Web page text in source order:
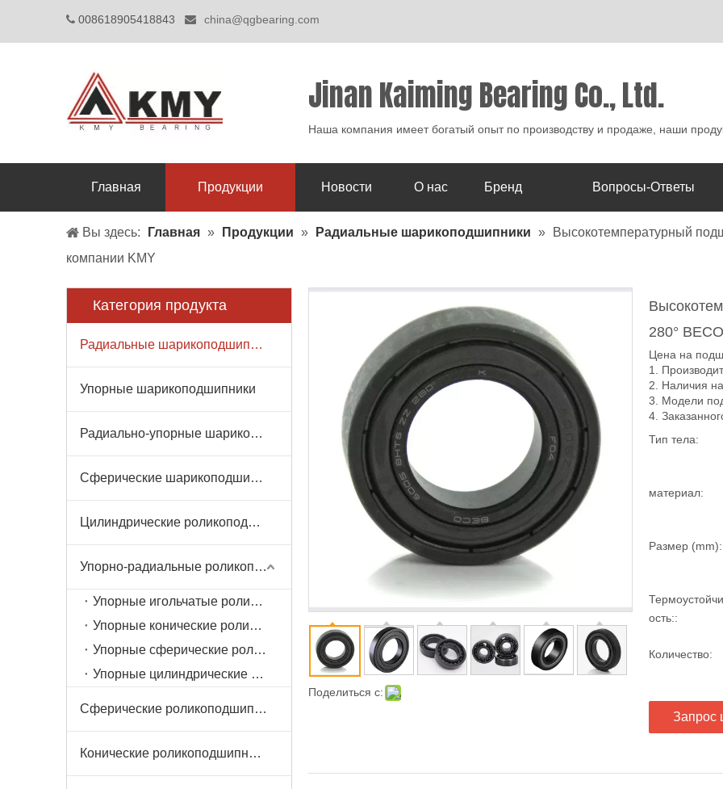
 008618905418843  china@qgbearing.com
Jinan Kaiming Bearing Co., Ltd.
Наша компания имеет богатый опыт по производству и продаже, наши
Главная Продукции Новости О нас Бренд Вопросы-Ответы
Вы здесь: Главная » Продукции » Радиальные шарикоподшипники »
Высокотемпературный
компании KMY
Категория продукта
Радиальные шарикоподшипники
Упорные шарикоподшипники
Радиально-упорные шарикоподшипники
Сферические шарикоподшипники
Цилиндрические роликоподшипники
Упорно-радиальные роликоподшипники
Упорные игольчатые роликоподшипники
Упорные конические роликоподшипники
Упорные сферические роликоподшипники
Упорные цилиндрические роликоподшипники
Сферические роликоподшипники
Конические роликоподшипники
Поделиться с:
280°
Цена на
1.
2. Наличия
3. Модели
4.
Тип тела:
материал:
Размер (mm):
ость::
Количество:
Запрос